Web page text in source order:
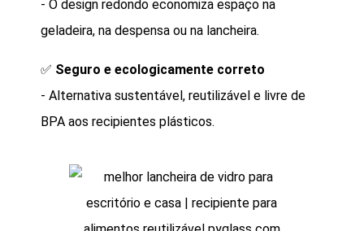
- O design redondo economiza espaço na
geladeira, na despensa ou na lancheira.
✅ Seguro e ecologicamente correto
- Alternativa sustentável, reutilizável e livre de
BPA aos recipientes plásticos.